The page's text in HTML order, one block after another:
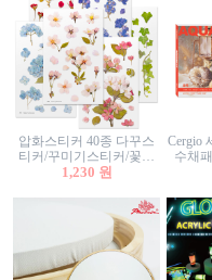
압화스티커 40종 다꾸스
티커/꾸미기스티커/꽃스
티커/압화꽃책갈피/팬시
1,230 원
Cergio
수채